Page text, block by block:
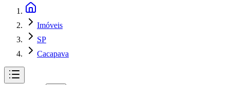
Imóveis
SP
Cacapava